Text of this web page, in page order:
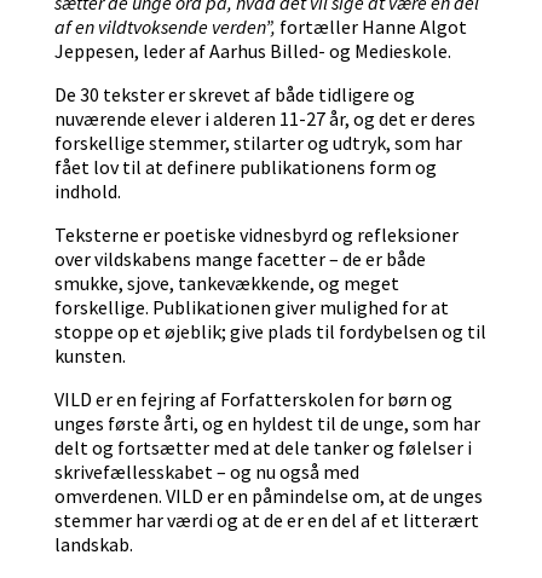
af en vildtvoksende verden”, fortæller Hanne Algot
Jeppesen, leder af Aarhus Billed- og Medieskole.
De 30 tekster er skrevet af både tidligere og
nuværende elever i alderen 11-27 år, og det er deres
forskellige stemmer, stilarter og udtryk, som har
fået lov til at definere publikationens form og
indhold.
Teksterne er poetiske vidnesbyrd og refleksioner
over vildskabens mange facetter – de er både
smukke, sjove, tankevækkende, og meget
forskellige. Publikationen giver mulighed for at
stoppe op et øjeblik; give plads til fordybelsen og til
kunsten.
VILD er en fejring af Forfatterskolen for børn og
unges første årti, og en hyldest til de unge, som har
delt og fortsætter med at dele tanker og følelser i
skrivefællesskabet – og nu også med
omverdenen. VILD er en påmindelse om, at de unges
stemmer har værdi og at de er en del af et litterært
landskab.